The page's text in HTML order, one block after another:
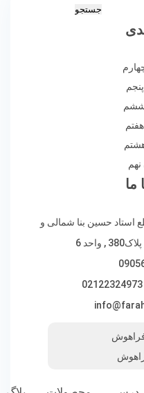
ششم
ما
استاد حسین بنا شمالی و
6